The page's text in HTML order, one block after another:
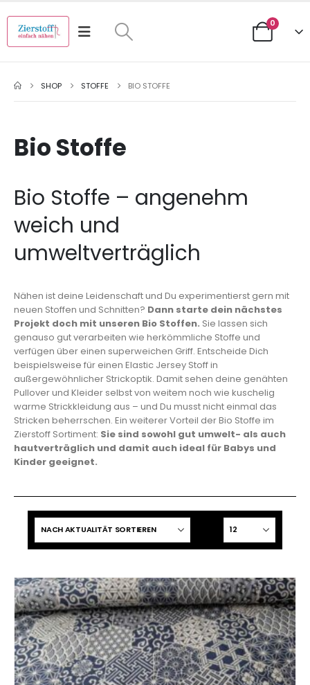
0
SHOP STOFFE BIO STOFFE
Bio Stoffe
Bio Stoffe – angenehm
weich und
umweltverträglich
Nähen ist deine Leidenschaft und Du experimentierst gern mit
neuen Stoffen und Schnitten? Dann starte dein nächstes
Projekt doch mit unseren Bio Stoffen. Sie lassen sich
genauso gut verarbeiten wie herkömmliche Stoffe und
verfügen über einen superweichen Griff. Entscheide Dich
beispielsweise für einen Elastic Jersey Stoff in
außergewöhnlicher Strickoptik. Damit sehen deine genähten
Pullover und Kleider selbst von weitem noch wie kuschelig
warme Strickkleidung aus – und Du musst nicht einmal das
Stricken beherrschen. Ein weiterer Vorteil der Bio Stoffe im
Zierstoff Sortiment: Sie sind sowohl gut umwelt- als auch
hautverträglich und damit auch ideal für Babys und
Kinder geeignet.